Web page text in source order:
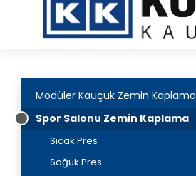
Modüler Kauçuk Zemin Kaplama
Spor Salonu Zemin Kaplama
Sıcak Pres
Soğuk Pres